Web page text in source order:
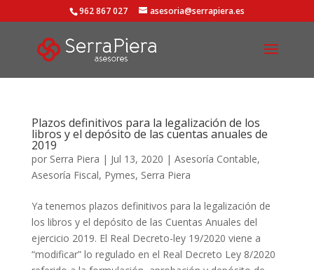
962 867 027 asesoria@serrapiera.es
Plazos definitivos para la legalización de los
libros y el depósito de las cuentas anuales de
2019
por Serra Piera | Jul 13, 2020 | Asesoría Contable,
Asesoría Fiscal, Pymes, Serra Piera
Ya tenemos plazos definitivos para la legalización de
los libros y el depósito de las Cuentas Anuales del
ejercicio 2019. El Real Decreto-ley 19/2020 viene a
“modificar” lo regulado en el Real Decreto Ley 8/2020